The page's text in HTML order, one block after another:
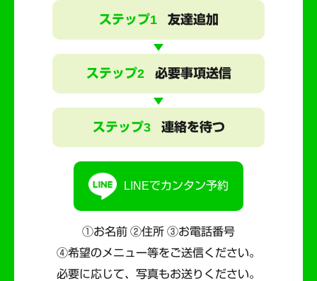
ステップ1 友達追加
ステップ2 必要事項送信
ステップ3 連絡を待つ
LINEでカンタン予約
①お名前 ②住所 ③お電話番号
④希望のメニュー等をご送信ください。
必要に応じて、写真もお送りください。